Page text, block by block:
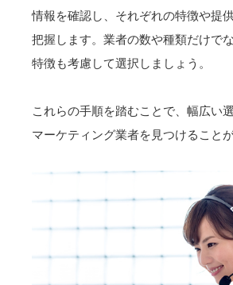
情報を確認し、それぞれの特徴や提
把握します。業者の数や種類だけで
特徴も考慮して選択しましょう。
これらの手順を踏むことで、幅広い
マーケティング業者を見つけることが